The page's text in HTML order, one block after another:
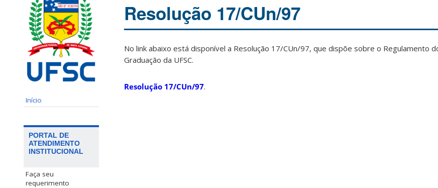
Início
PORTAL DE
ATENDIMENTO
INSTITUCIONAL
Faça seu
requerimento
Resolução 17/CUn/97
No link abaixo está disponível a Resolução 17/CUn/97, que dispõe sobre o Regulamento
Graduação da UFSC.
Resolução 17/CUn/97.